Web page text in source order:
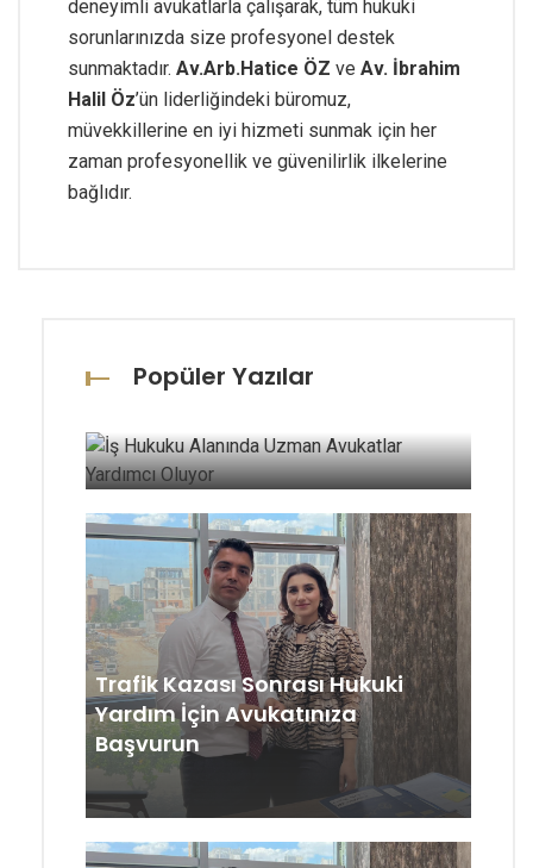
deneyimli avukatlarla çalışarak, tüm hukuki
sorunlarınızda size profesyonel destek
sunmaktadır. Av.Arb.Hatice ÖZ ve Av. İbrahim
Halil Öz’ün liderliğindeki büromuz,
müvekkillerine en iyi hizmeti sunmak için her
zaman profesyonellik ve güvenilirlik ilkelerine
bağlıdır.
Popüler Yazılar
İş Hukuku Alanında Uzman
Trafik Kazası Sonrası Hukuki
Yardım İçin Avukatınıza
Başvurun